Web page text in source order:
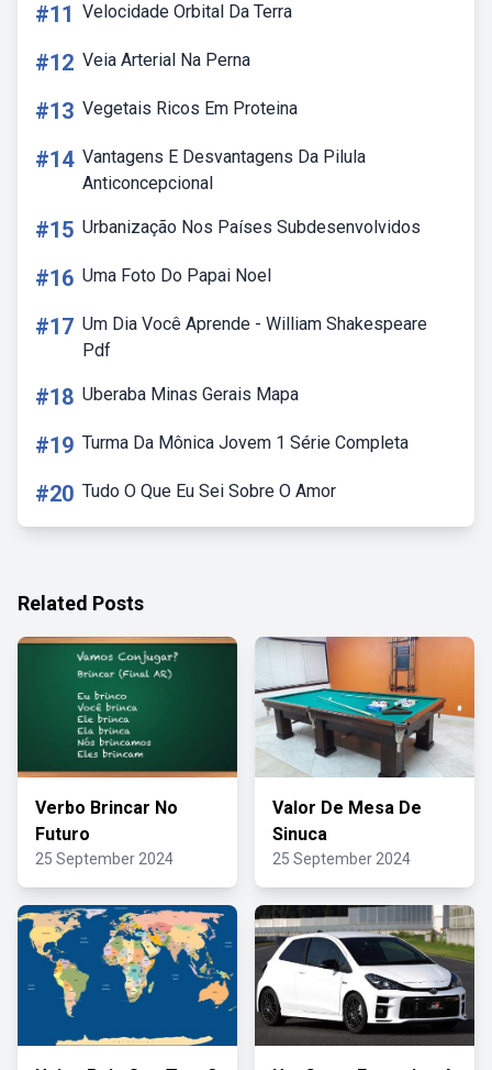
#11 Velocidade Orbital Da Terra
#12 Veia Arterial Na Perna
#13 Vegetais Ricos Em Proteina
#14 Vantagens E Desvantagens Da Pilula
Anticoncepcional
#15 Urbanização Nos Países Subdesenvolvidos
#16 Uma Foto Do Papai Noel
#17 Um Dia Você Aprende - William Shakespeare
Pdf
#18 Uberaba Minas Gerais Mapa
#19 Turma Da Mônica Jovem 1 Série Completa
#20 Tudo O Que Eu Sei Sobre O Amor
Related Posts
Verbo Brincar No
Futuro
25 September 2024
Valor De Mesa De
Sinuca
25 September 2024